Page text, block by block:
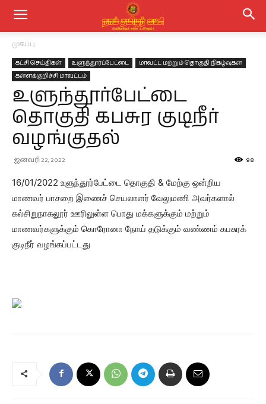
முகப்பு
கட்சி செய்திகள் உளுந்தூர்ப்பேட்டை
மாவட்ட மற்றும் தொகுதி நிகழ்வுகள்
கள்ளக்குறிச்சி மாவட்டம்
உளுந்தூர்பேட்டை
தொகுதி கபசுர குடிநீர்
வழங்குதல்
ஜனவரி 22, 2022 98
16/01/2022 உளுந்தூர்பேட்டை தொகுதி & மேற்கு ஒன்றிய
மாணவர் பாசறை இணைச் செயலாளர் வேலுமணி அவர்களால்
கல்சிறுநாகலூர் ஊரிலுள்ள பொது மக்களுக்கும் மற்றும்
மாணவர்களுக்கும் கொரோனா நோய் தடுக்கும் வண்ணம் கபசுரக்
குடிநீர் வழங்கப்பட்டது